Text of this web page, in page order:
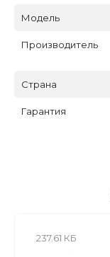
Модель
Производитель
Страна
Гарантия
237.61 КБ